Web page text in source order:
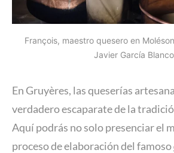
François, maestro quesero en
Javier García Blanco
En Gruyères, las queserías
verdadero escaparate de la
Aquí podrás no solo presenciar el
proceso de elaboración del famoso